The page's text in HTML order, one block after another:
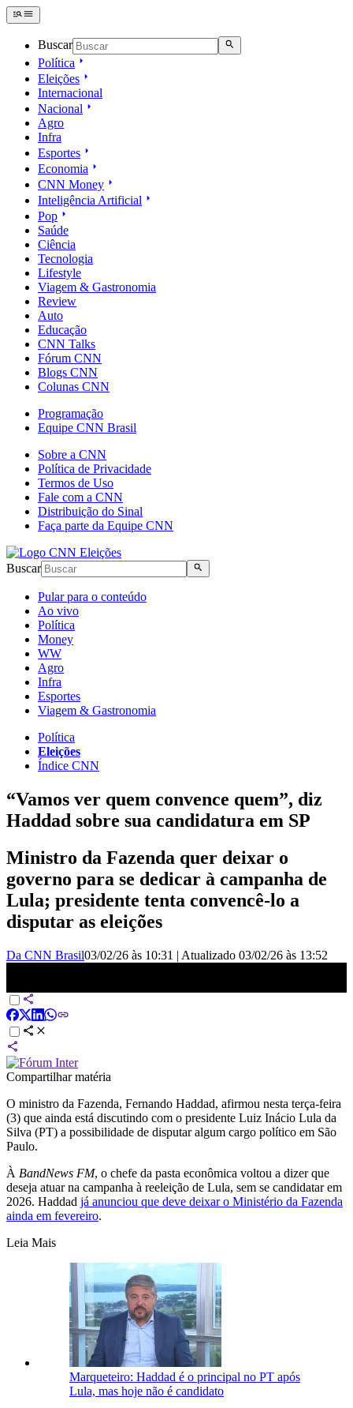
Buscar
Política
Eleições
Internacional
Nacional
Agro
Infra
Esportes
Economia
CNN Money
Inteligência Artificial
Pop
Saúde
Ciência
Tecnologia
Lifestyle
Viagem & Gastronomia
Review
Auto
Educação
CNN Talks
Fórum CNN
Blogs CNN
Colunas CNN
Programação
Equipe CNN Brasil
Sobre a CNN
Política de Privacidade
Termos de Uso
Fale com a CNN
Distribuição do Sinal
Faça parte da Equipe CNN
Buscar
Pular para o conteúdo
Ao vivo
Política
Money
WW
Agro
Infra
Esportes
Viagem & Gastronomia
Política
Eleições
Índice CNN
“Vamos ver quem convence quem”, diz
Haddad sobre sua candidatura em SP
Ministro da Fazenda quer deixar o
governo para se dedicar à campanha de
Lula; presidente tenta convencê-lo a
disputar as eleições
Da CNN Brasil03/02/26 às 10:31 | Atualizado 03/02/26 às 13:52
Compartilhar matéria
O ministro da Fazenda, Fernando Haddad, afirmou nesta terça-feira
(3) que ainda está discutindo com o presidente Luiz Inácio Lula da
Silva (PT) a possibilidade de disputar algum cargo político em São
Paulo.
À BandNews FM, o chefe da pasta econômica voltou a dizer que
deseja atuar na campanha à reeleição de Lula, sem se candidatar em
2026. Haddad já anunciou que deve deixar o Ministério da Fazenda
ainda em fevereiro.
Leia Mais
Marqueteiro: Haddad é o principal no PT após
Lula, mas hoje não é candidato